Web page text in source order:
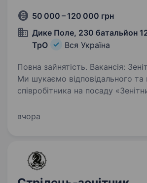
50 000 – 120 000 грн
Дике Поле, 230 батальйон
ТрО
Вся Україна
Повна зайнятість. Вакансія: Зенітник
Ми шукаємо відповідального та
співробітника на посаду
обов’язки включають у себе
вчора